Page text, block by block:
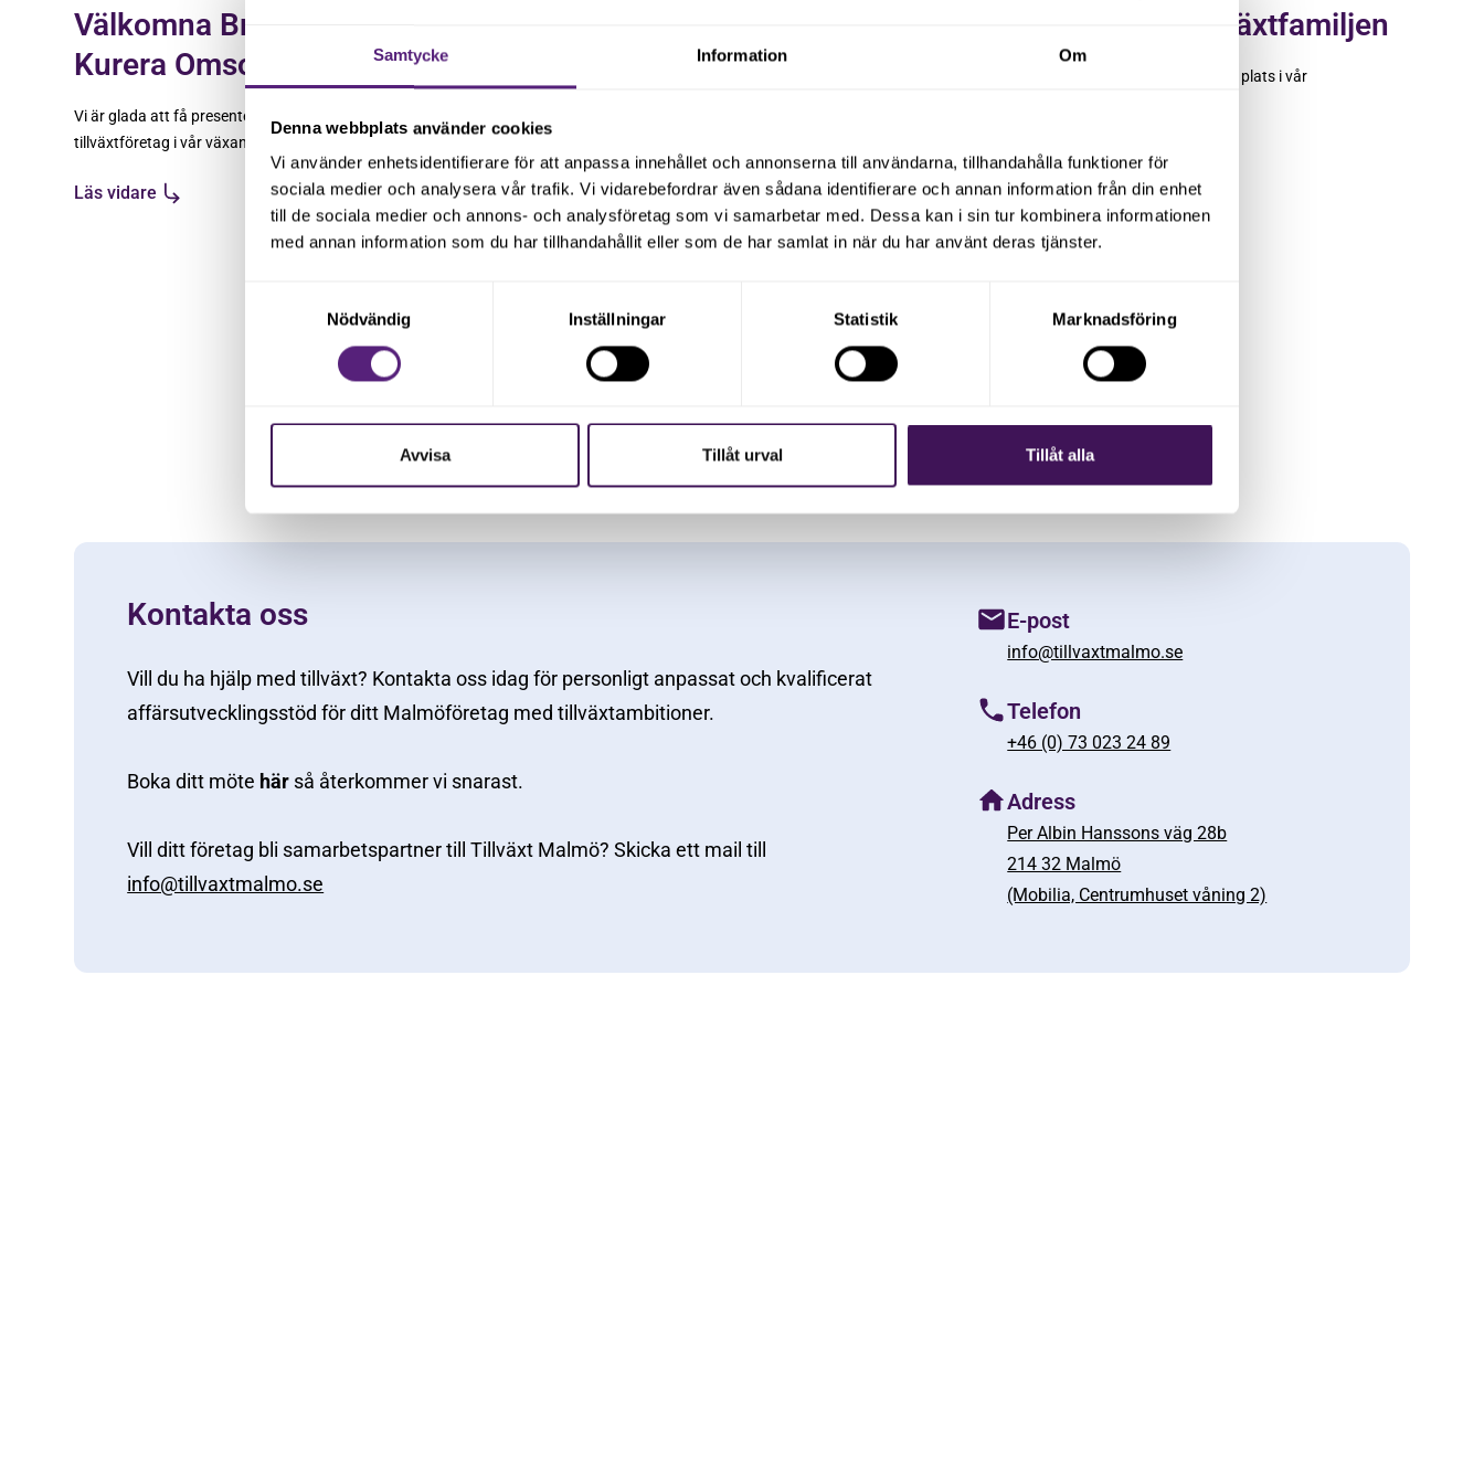
Samtycke Information Om
Denna webbplats använder cookies
Vi använder enhetsidentifierare för att anpassa innehållet och annonserna till användarna, tillhandahålla funktioner för
sociala medier och analysera vår trafik. Vi vidarebefordrar även sådana identifierare och annan information från din enhet
till de sociala medier och annons- och analysföretag som vi samarbetar med. Dessa kan i sin tur kombinera informationen
med annan information som du har tillhandahållit eller som de har samlat in när du har använt deras tjänster.
Nödvändig
Inställningar Statistik Marknadsföring
Avvisa Tillåt urval Tillåt alla
Välkomna Brand & Bygg och
Kurera Omsorg!
Vi är glada att få presentera två nya
tillväxtföretag i vår växande familj! Det är
företag med driv, kompetens och en tydlig
vilja att utvecklas – precis det vi älskar att
arbeta med. Välkomna, Brand & Bygg och
Läs vidare
växande hot mot Malmös
till
Cyberbrott ökar snabbt och drabbar särskilt
små och medelstora företag. På vårt
seminarium visade Anna Wikmundt varför
Välkomna till tillväxtfamiljen
Möt de fyra nya företagen som tog plats i vår
Läs vidare
Kontakta oss
Vill du ha hjälp med tillväxt? Kontakta oss idag för personligt anpassat och kvalificerat
affärsutvecklingsstöd för ditt Malmöföretag med tillväxtambitioner.
Boka ditt möte här så återkommer vi snarast.
Vill ditt företag bli samarbetspartner till Tillväxt Malmö? Skicka ett mail till
info@tillvaxtmalmo.se
E-post
info@tillvaxtmalmo.se
Telefon
+46 (0) 73 023 24 89
Adress
Per Albin Hanssons väg 28b
214 32 Malmö
(Mobilia, Centrumhuset våning 2)